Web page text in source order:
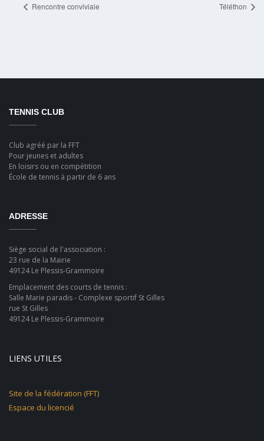
Rencontre conviviale Téléthon
TENNIS CLUB
Club agréé par la FFT
Pour jeunes et adultes
En loisirs ou en compétition
École de tennis à partir de 6 ans
ADRESSE
Siège social de l'association :
23 rue de la Mairie
49124 Le Plessis-Grammoire
Emplacement des courts de tennis :
Salle Marie paradis - Complexe sportif St Gilles
rue St Gilles
49124 Le Plessis-Grammoire
LIENS UTILES
Site de la fédération (FFT)
Espace du licencié